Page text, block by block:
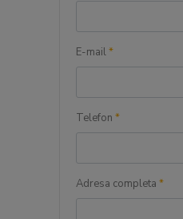
E-mail*
Telefon *
Adresa completa *